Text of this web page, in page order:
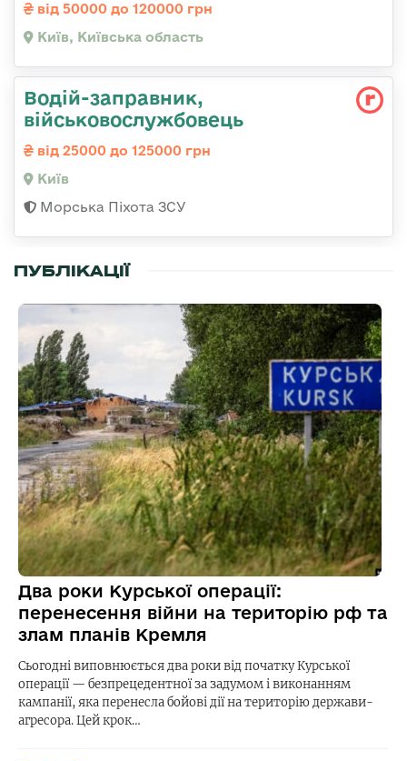
від 50000 до 120000 грн
Київ, Київська область
Водій-заправник,
військовослужбовець
від 25000 до 125000 грн
Київ
Морська Піхота ЗСУ
ПУБЛІКАЦІЇ
Два роки Курської операції:
перенесення війни на територію рф та
злам планів Кремля
Сьогодні виповнюється два роки від початку Курської
операції — безпрецедентної за задумом і виконанням
кампанії, яка перенесла бойові дії на територію держави-
агресора. Цей крок…